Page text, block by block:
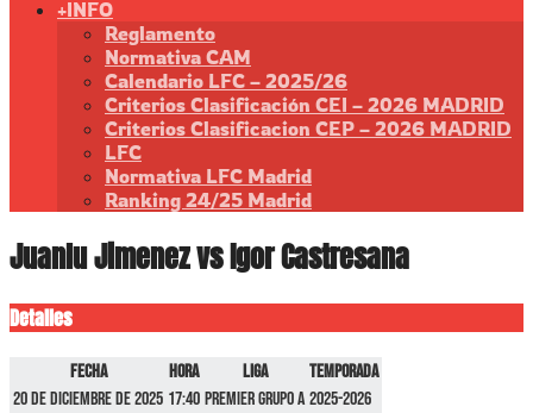
+INFO
Reglamento
Normativa CAM
Calendario LFC – 2025/26
Criterios Clasificación CEI – 2026 MADRID
Criterios Clasificacion CEP – 2026 MADRID
LFC
Normativa LFC Madrid
Ranking 24/25 Madrid
Juanlu Jimenez vs Igor Castresana
Detalles
Fecha Hora Liga
Temporada
20 de diciembre de 2025 17:40 Premier GRUPO A 2025-2026